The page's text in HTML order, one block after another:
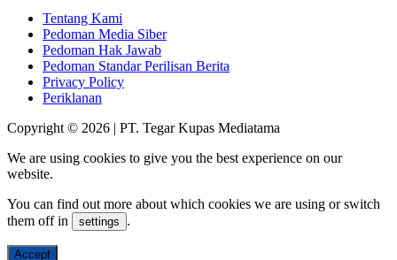
Tentang Kami
Pedoman Media Siber
Pedoman Hak Jawab
Pedoman Standar Perilisan Berita
Privacy Policy
Periklanan
Copyright © 2026 | PT. Tegar Kupas Mediatama
We are using cookies to give you the best experience on our
website.
You can find out more about which cookies we are using or switch
them off in
settings .
Accept